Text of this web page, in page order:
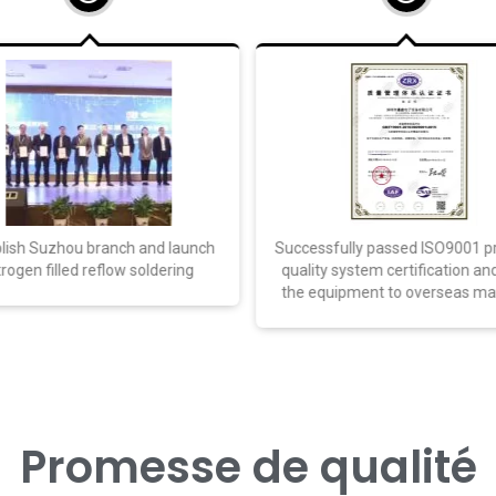
passed ISO9001 product
system certification and sold
All products have passed
certification and obtained
patent certificates
gestion de la qualité de l'entreprise a obtenu le certificat
des produits en les intégrant pleinement dans le circuit